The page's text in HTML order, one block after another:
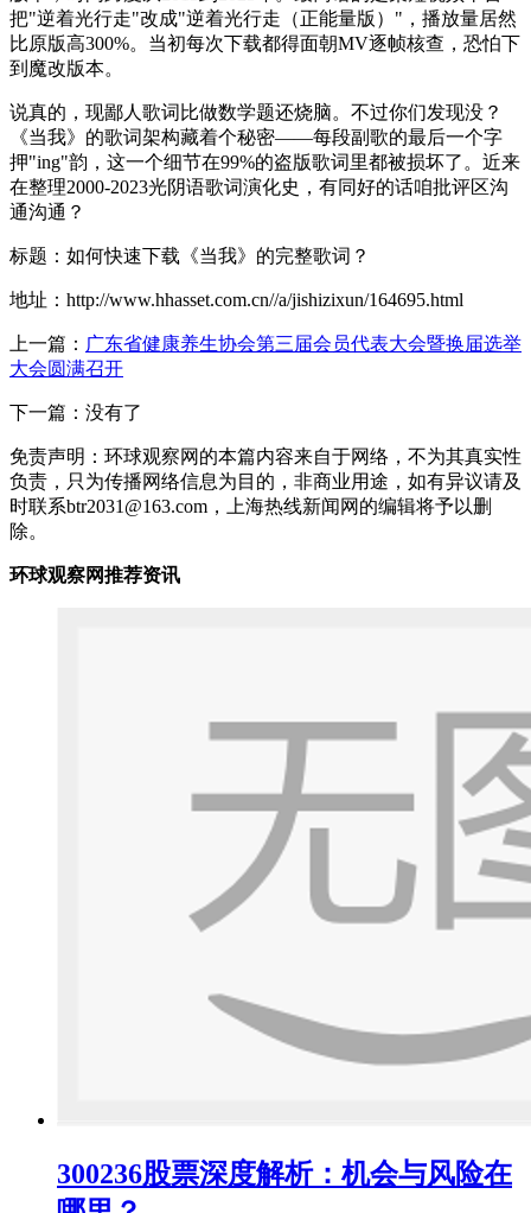
把"逆着光行走"改成"逆着光行走（正能量版）"，播放量居然
比原版高300%。当初每次下载都得面朝MV逐帧核查，恐怕下
到魔改版本。
说真的，现鄙人歌词比做数学题还烧脑。不过你们发现没？
《当我》的歌词架构藏着个秘密——每段副歌的最后一个字
押"ing"韵，这一个细节在99%的盗版歌词里都被损坏了。近来
在整理2000-2023光阴语歌词演化史，有同好的话咱批评区沟
通沟通？
标题：如何快速下载《当我》的完整歌词？
地址：http://www.hhasset.com.cn//a/jishizixun/164695.html
上一篇： 广东省健康养生协会第三届会员代表大会暨换届选举
大会圆满召开
下一篇：没有了
免责声明：环球观察网的本篇内容来自于网络，不为其真实性
负责，只为传播网络信息为目的，非商业用途，如有异议请及
时联系btr2031@163.com，上海热线新闻网的编辑将予以删
除。
环球观察网推荐资讯
300236股票深度解析：机会与风险在